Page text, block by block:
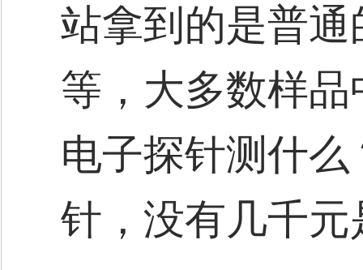
站拿到的是普
等，大多数样
电子探针测什
针，没有几千